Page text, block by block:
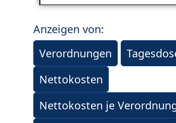
Anzeigen von:
Verordnungen
Nettokosten
Nettokosten je